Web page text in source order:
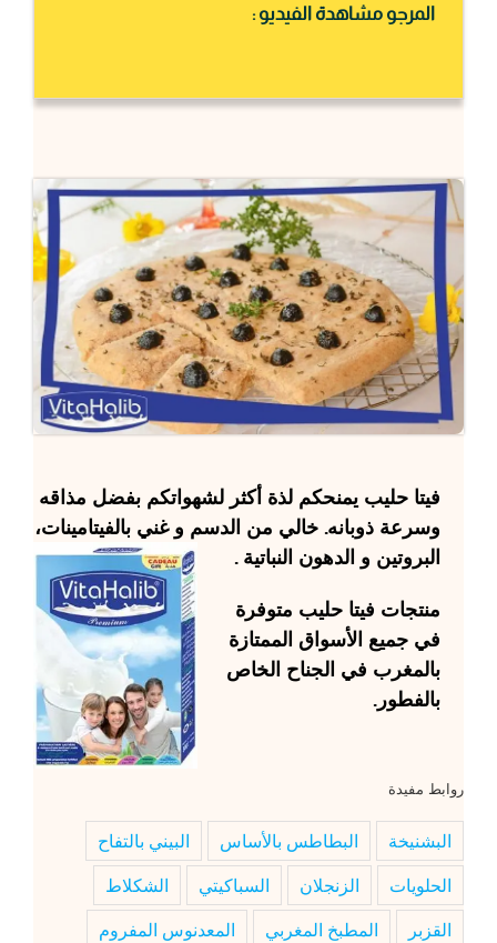
المرجو مشاهدة الفيديو :
فيتا حليب يمنحكم لذة أكثر لشهواتكم بفضل مذاقه
وسرعة ذوبانه. خالي من الدسم و غني بالفيتامينات،
البروتين و الدهون النباتية .
منتجات فيتا حليب متوفرة
في جميع الأسواق الممتازة
بالمغرب في الجناح الخاص
بالفطور.
روابط مفيدة
البشنيخة البطاطس بالأساس
البيني بالتفاح
الحلويات
الزنجلان السباكيتي
الشكلاط
القزبر
المطبخ المغربي
المعدنوس المفروم